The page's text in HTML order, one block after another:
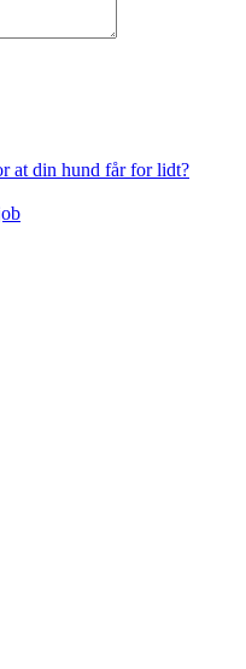
at din hund får for lidt?